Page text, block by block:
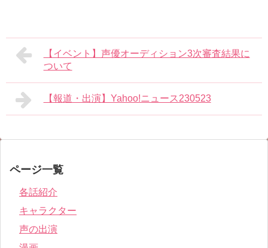
【イベント】声優オーディション3次審査結果に
ついて
【報道・出演】Yahoo!ニュース230523
ページ一覧
各話紹介
キャラクター
声の出演